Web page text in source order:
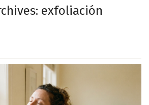
exfoliación